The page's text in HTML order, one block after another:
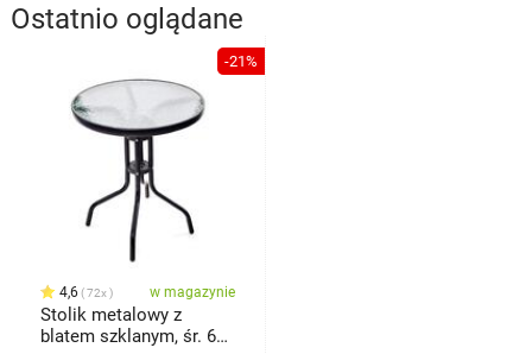
Ostatnio oglądane
-21%
4,6 72x w magazynie
Stolik metalowy z
blatem szklanym, śr. 60